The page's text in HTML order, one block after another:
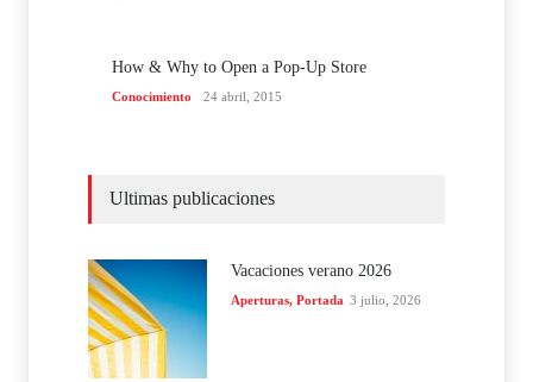
How & Why to Open a Pop-Up Store
Conocimiento 24 abril, 2015
Ultimas publicaciones
Vacaciones verano 2026
Aperturas, Portada 3 julio, 2026